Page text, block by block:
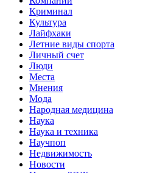
Криминал
Культура
Лайфхаки
Летние виды спорта
Личный счет
Люди
Места
Мнения
Мода
Народная медицина
Наука
Наука и техника
Научпоп
Недвижимость
Новости